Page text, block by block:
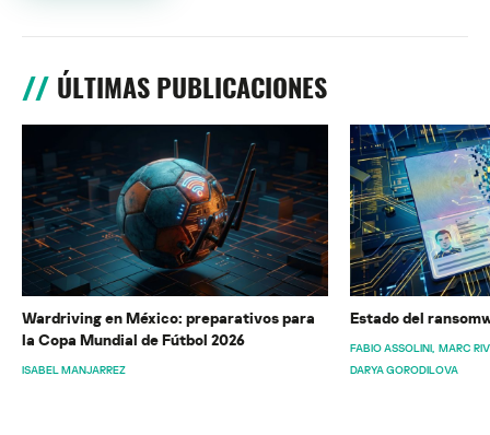
ÚLTIMAS PUBLICACIONES
Wardriving en México: preparativos para
la Copa Mundial de Fútbol 2026
ISABEL MANJARREZ
Estado del
FABIO ASSOLINI MARC
DARYA GORODILOVA